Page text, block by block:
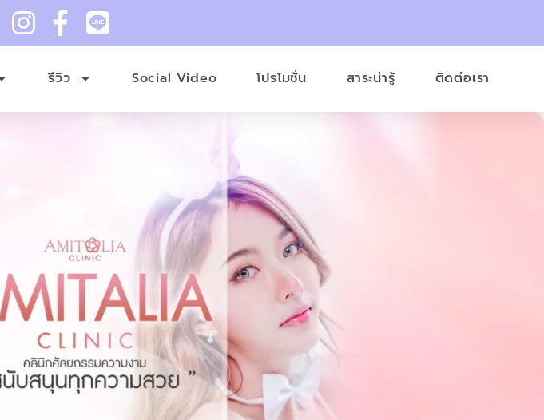
รีวิว Social Video โปรโมชั่น สาระน่ารู้ ติดต่อเรา